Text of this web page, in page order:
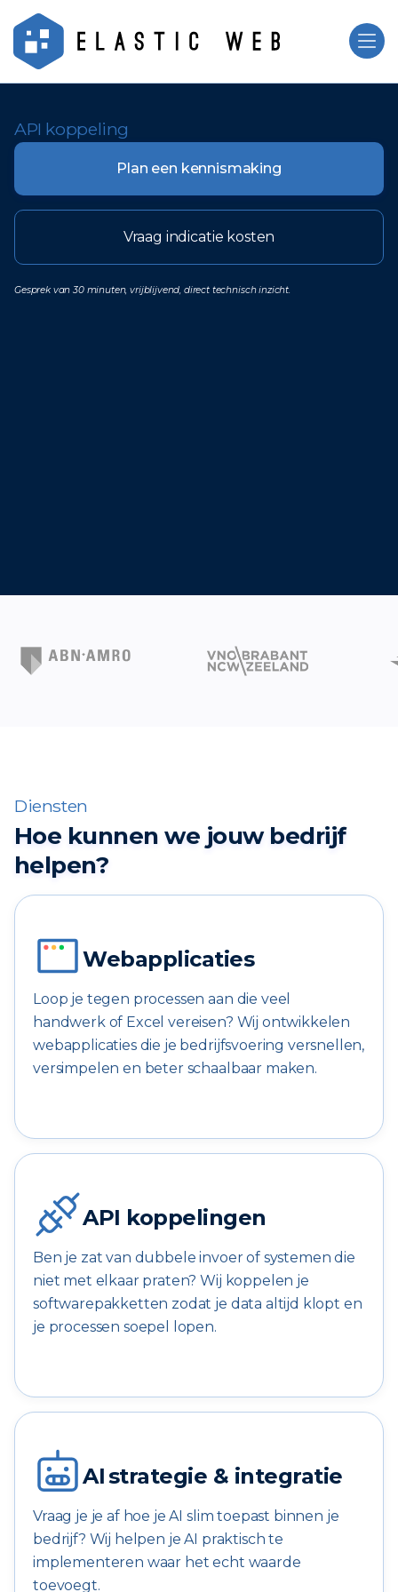
API koppeling
Plan een kennismaking
Vraag indicatie kosten
Gesprek van 30 minuten, vrijblijvend, direct technisch inzicht.
Diensten
Hoe kunnen we jouw bedrijf
helpen?
Webapplicaties
Loop je tegen processen aan die veel
handwerk of Excel vereisen? Wij ontwikkelen
webapplicaties die je bedrijfsvoering versnellen,
versimpelen en beter schaalbaar maken.
API koppelingen
Ben je zat van dubbele invoer of systemen die
niet met elkaar praten? Wij koppelen je
softwarepakketten zodat je data altijd klopt en
je processen soepel lopen.
AI strategie & integratie
Vraag je je af hoe je AI slim toepast binnen je
bedrijf? Wij helpen je AI praktisch te
implementeren waar het echt waarde
toevoegt.